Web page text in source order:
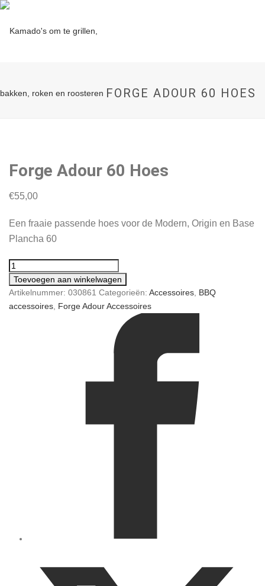
FORGE ADOUR 60 HOES
Forge Adour 60 Hoes
€55,00
Een fraaie passende hoes voor de Modern, Origin en Base
Plancha 60
Toevoegen aan winkelwagen
Artikelnummer: 030861 Categorieën: Accessoires, BBQ
accessoires, Forge Adour Accessoires